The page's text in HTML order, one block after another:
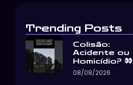
Trending Posts
Colisão:
Acidente ou
Homicídio?
08/08/2026